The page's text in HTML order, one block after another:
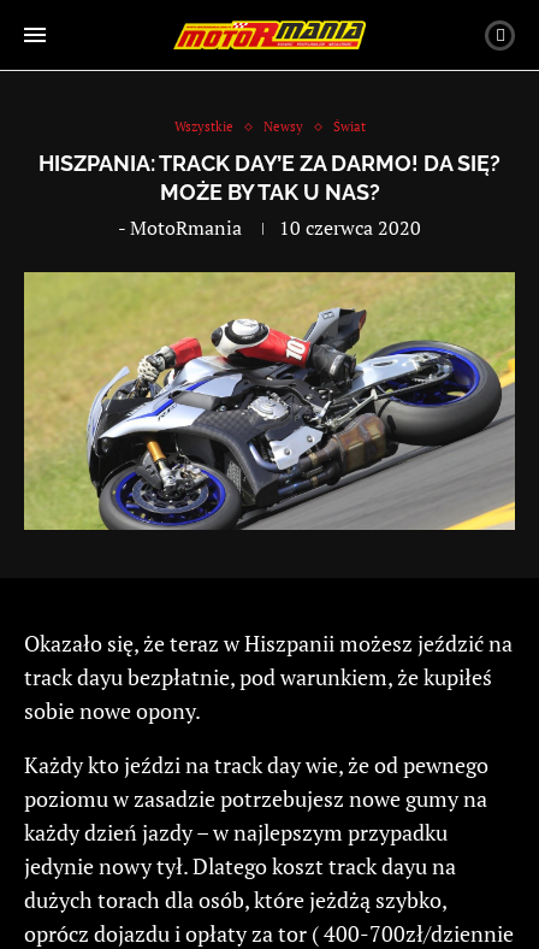
Wszystkie Newsy Świat
HISZPANIA: TRACK DAY’E ZA DARMO! DA SIĘ?
MOŻE BY TAK U NAS?
-MotoRmania 10 czerwca 2020
Okazało się, że teraz w Hiszpanii możesz jeździć na
track dayu bezpłatnie, pod warunkiem, że kupiłeś
sobie nowe opony.
Każdy kto jeździ na track day wie, że od pewnego
poziomu w zasadzie potrzebujesz nowe gumy na
każdy dzień jazdy – w najlepszym przypadku
jedynie nowy tył. Dlatego koszt track dayu na
dużych torach dla osób, które jeżdżą szybko,
oprócz dojazdu i opłaty za tor ( 400-700zł/dziennie